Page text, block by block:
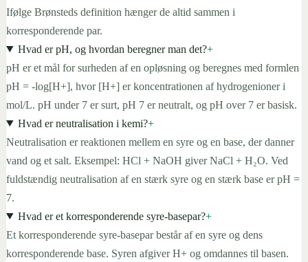
Ifølge Brønsteds definition hænger de altid sammen i
korresponderende par.
Hvad er pH, og hvordan beregner man det?+
pH er et mål for surheden af en opløsning og beregnes med formlen
pH = -log[H+], hvor [H+] er koncentrationen af hydrogenioner i
mol/L. pH under 7 er surt, pH 7 er neutralt, og pH over 7 er basisk.
Hvad er neutralisation i kemi?+
Neutralisation er reaktionen mellem en syre og en base, der danner
vand og et salt. Eksempel: HCl + NaOH giver NaCl + H₂O. Ved
fuldstændig neutralisation af en stærk syre og en stærk base er pH =
7.
Hvad er et korresponderende syre-basepar?+
Et korresponderende syre-basepar består af en syre og dens
korresponderende base. Syren afgiver H+ og omdannes til basen.